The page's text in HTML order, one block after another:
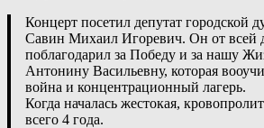
Концерт посетил депутат городской
Савин Михаил Игоревич. Он от всей
поблагодарил за Победу и за нашу
Антонину Васильевну, которая
война и концентрационный лагерь.
Когда началась жестокая,
всего 4 года.